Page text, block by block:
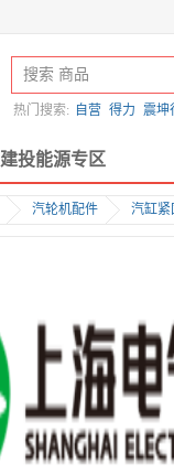
热门搜索: 自营 得力 震坤
建投能源专区
汽轮机配件 汽缸紧